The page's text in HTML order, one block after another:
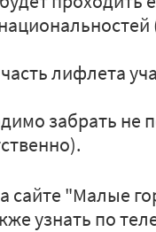
лифлета
забрать не
сайте "Малые
узнать по